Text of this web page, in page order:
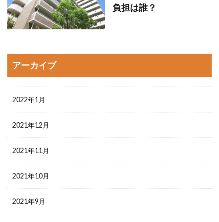
負担は誰？
アーカイブ
2022年1月
2021年12月
2021年11月
2021年10月
2021年9月